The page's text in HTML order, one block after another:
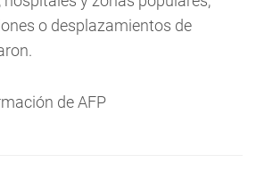
o desplazamientos de
de AFP